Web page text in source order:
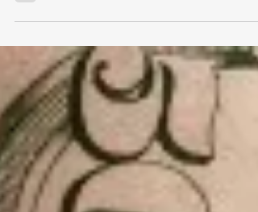
trois outils